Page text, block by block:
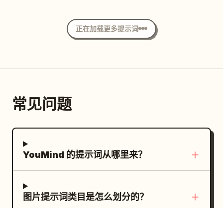
双腿分开悬在蘑菇边缘，双手插兜，神情冷静
严肃地看向左侧。右侧人物身穿黑色牛仔夹克
现真实的皮肤质感、锐利的时尚摄影细节、柔
炭灰色渐变背景。画面需呈现照片级写实、编
面中不得包含任何文字、Logo 或多余物体。
正在加载更多提示词
常见问题
YouMind 的提示词从哪里来？
图片提示词类目是怎么划分的？